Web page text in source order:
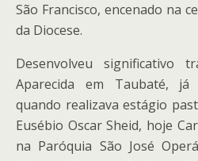
São Francisco, encenado na
da Diocese.
Desenvolveu significativo
Aparecida em Taubaté, já
quando realizava estágio
Eusébio Oscar Sheid, hoje
na Paróquia São José